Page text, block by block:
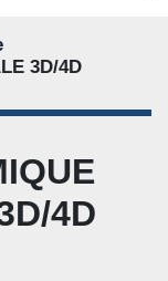
3D/4D
4D